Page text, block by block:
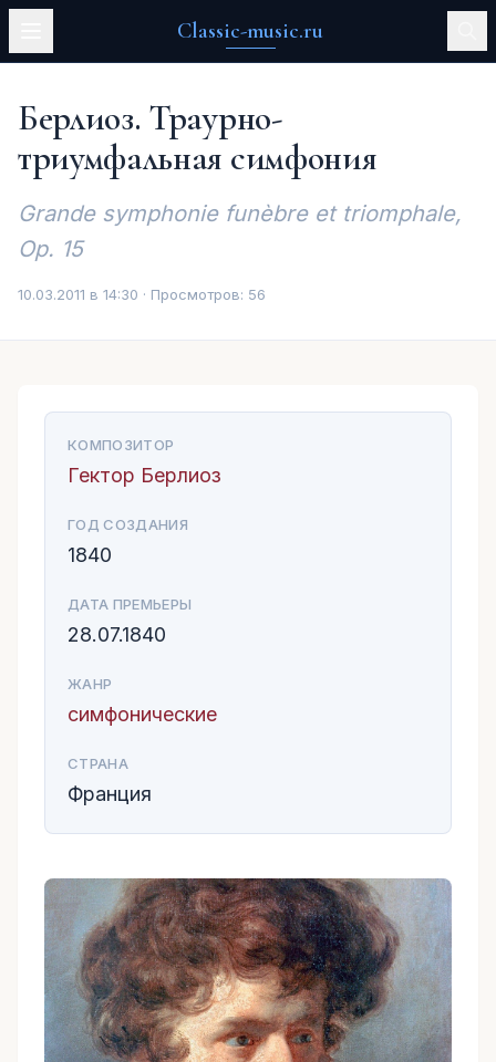
Classic-music.ru
Берлиоз. Траурно-
триумфальная симфония
Grande symphonie funèbre et triomphale,
Op. 15
10.03.2011 в 14:30 · Просмотров: 56
КОМПОЗИТОР
Гектор Берлиоз
ГОД СОЗДАНИЯ
1840
ДАТА ПРЕМЬЕРЫ
28.07.1840
ЖАНР
симфонические
СТРАНА
Франция